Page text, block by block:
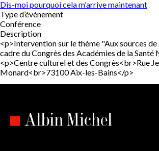
Dis-moi pourquoi cela m'arrive maintenant
Type d’événement
Conférence
Description
<p>Intervention sur le thème "Aux sources de
cadre du Congrès des Académies de la Santé
<p>Centre culturel et des Congrès<br>Rue
Monard<br>73100 Aix-les-Bains</p>